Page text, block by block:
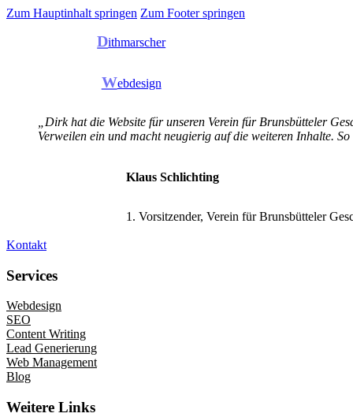
Zum Hauptinhalt springen Zum Footer springen
Dithmarscher
Webdesign
„Dirk hat die Website für unseren Verein für Brunsbütteler
Verweilen ein und macht neugierig auf die weiteren Inhalte.
Klaus Schlichting
1. Vorsitzender, Verein für Brunsbütteler
Kontakt
Services
Webdesign
SEO
Content Writing
Lead Generierung
Web Management
Blog
Weitere Links